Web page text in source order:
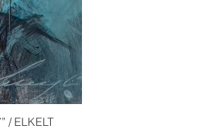
/ ELKELT